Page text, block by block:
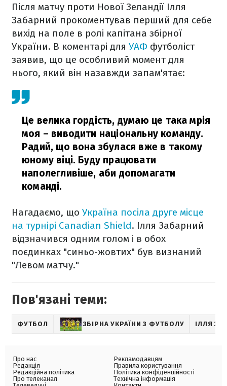
Після матчу проти Нової Зеландії Ілля
Забарний прокоментував перший для себе
вихід на поле в ролі капітана збірної
України. В коментарі для УАФ футболіст
заявив, що це особливий момент для
нього, який він назавжди запам'ятає:
Це велика гордість, думаю це така мрія
моя – виводити національну команду.
Радий, що вона збулася вже в такому
юному віці. Буду працювати
наполегливіше, аби допомагати
команді.
Нагадаємо, що Україна посіла друге місце
на турнірі Canadian Shield. Ілля Забарний
відзначився одним голом і в обох
поєдинках "синьо-жовтих" був визнаний
"Левом матчу."
Пов'язані теми:
ФУТБОЛ ЗБІРНА УКРАЇНИ З ФУТБОЛУ ІЛЛЯ
Про нас
Редакція
Редакційна політика
Про телеканал
Рекламодавцям
Правила користування
Політика конфіденційності
Технічна інформація